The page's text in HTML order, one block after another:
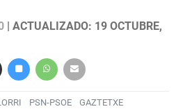
| ACTUALIZADO: 19 OCTUBRE,
PSN-PSOE GAZTETXE